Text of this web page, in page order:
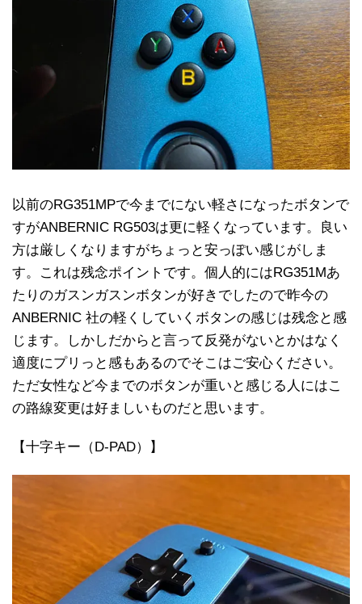
以前のRG351MPで今までにない軽さになったボタンで
すがANBERNIC RG503は更に軽くなっています。良い
方は厳しくなりますがちょっと安っぽい感じがしま
す。これは残念ポイントです。個人的にはRG351Mあ
たりのガスンガスンボタンが好きでしたので昨今の
ANBERNIC 社の軽くしていくボタンの感じは残念と感
じます。しかしだからと言って反発がないとかはなく
適度にプリっと感もあるのでそこはご安心ください。
ただ女性など今までのボタンが重いと感じる人にはこ
の路線変更は好ましいものだと思います。
【十字キー（D-PAD）】